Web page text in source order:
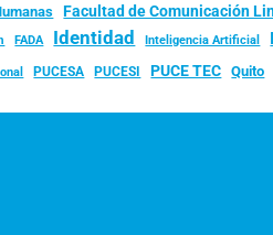
Facultad de Comunicación
FADA Identidad Inteligencia Artificial
PUCESA PUCESI PUCE TEC Quito